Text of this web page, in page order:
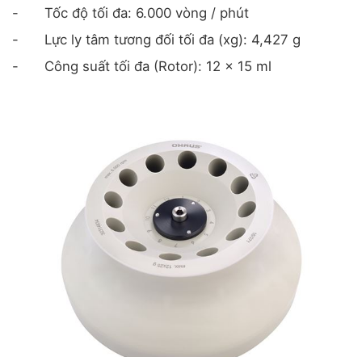
-
Tốc độ tối đa: 6.000 vòng / phút
-
Lực ly tâm tương đối tối đa (xg): 4,427 g
-
Công suất tối đa (Rotor): 12 x 15 ml